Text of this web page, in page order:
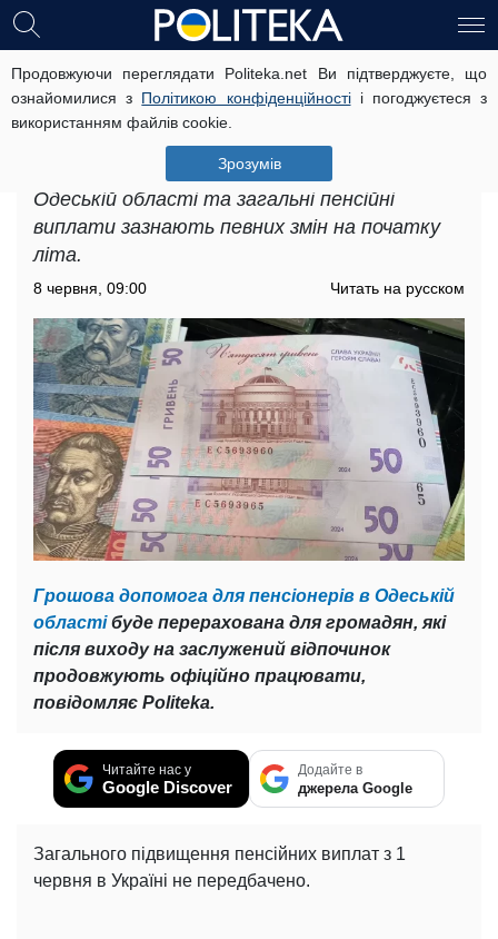
Продовжуючи переглядати Politeka.net Ви підтверджуєте, що
ознайомилися з Політикою конфіденційностіі погоджуєтеся з
використанням файлів cookie.
Зрозумів
Грошова допомога для пенсіонерів
в Одеській області: хто отримає
додаткові нарахування у червні
Грошова допомога для пенсіонерів в
Одеській області та загальні пенсійні
виплати зазнають певних змін на початку
літа.
8 червня, 09:00 Читать на русском
Грошова допомога для пенсіонерів в Одеській
областібуде перерахована для громадян, які
після виходу на заслужений відпочинок
продовжують офіційно працювати,
повідомляє Politeka.
Читайте нас у
Google Discover
Додайте в
джерела Google
Загального підвищення пенсійних виплат з 1
червня в Україні не передбачено.